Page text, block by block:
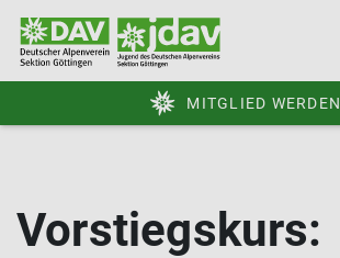
MITGLIED WERDEN
Vorstiegskurs: